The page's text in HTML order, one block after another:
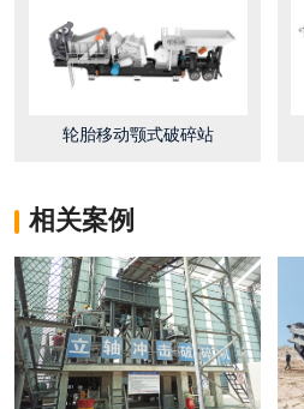
轮胎移动颚式破碎站
相关案例